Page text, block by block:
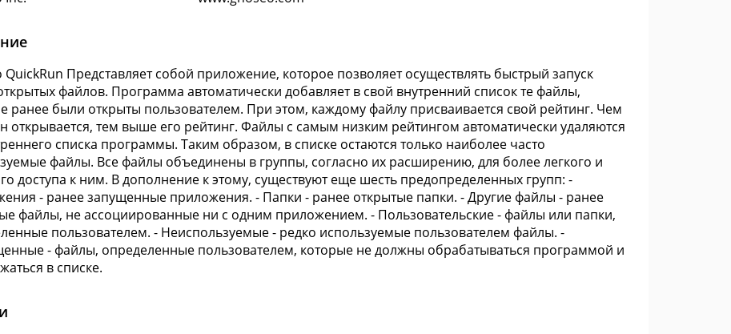
QuickRun Представляет собой приложение, которое позволяет осуществлять быстрый запуск
файлов. Программа автоматически добавляет в свой внутренний список те файлы,
ранее были открыты пользователем. При этом, каждому файлу присваивается свой рейтинг. Чем
открывается, тем выше его рейтинг. Файлы с самым низким рейтингом автоматически удаляются
списка программы. Таким образом, в списке остаются только наиболее часто
файлы. Все файлы объединены в группы, согласно их расширению, для более легкого и
доступа к ним. В дополнение к этому, существуют еще шесть предопределенных групп: -
- ранее запущенные приложения. - Папки - ранее открытые папки. - Другие файлы - ранее
файлы, не ассоциированные ни с одним приложением. - Пользовательские - файлы или папки,
пользователем. - Неиспользуемые - редко используемые пользователем файлы. -
- файлы, определенные пользователем, которые не должны обрабатываться программой и
в списке.